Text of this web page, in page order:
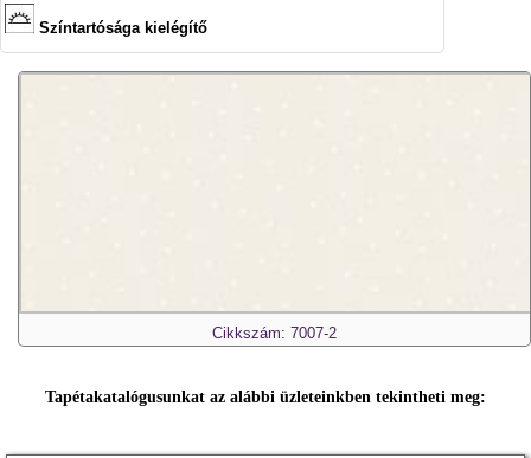
Színtartósága kielégítő
Cikkszám: 7007-2
Tapétakatalógusunkat az alábbi üzleteinkben tekintheti meg: